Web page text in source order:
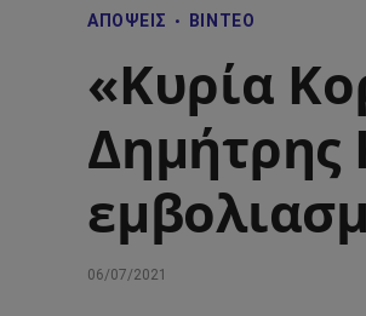
ΑΠΌΨΕΙΣ ΒΊΝΤΕΟ
«Κυρία
Δημήτρης
06/07/2021